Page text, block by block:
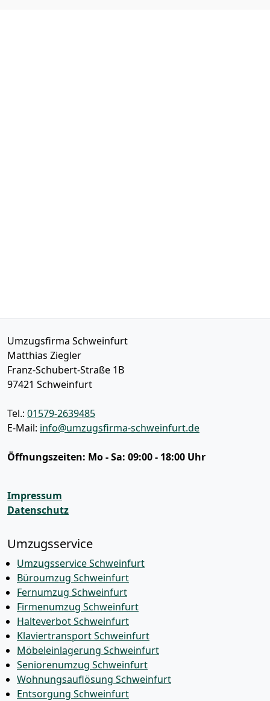
Umzugsfirma Schweinfurt
Matthias Ziegler
Franz-Schubert-Straße 1B
97421 Schweinfurt
Tel.: 01579-2639485
E-Mail: info@umzugsfirma-schweinfurt.de
Öffnungszeiten: Mo - Sa: 09:00 - 18:00 Uhr
Impressum
Datenschutz
Umzugsservice
Umzugsservice Schweinfurt
Büroumzug Schweinfurt
Fernumzug Schweinfurt
Firmenumzug Schweinfurt
Halteverbot Schweinfurt
Klaviertransport Schweinfurt
Möbeleinlagerung Schweinfurt
Seniorenumzug Schweinfurt
Wohnungsauflösung Schweinfurt
Entsorgung Schweinfurt